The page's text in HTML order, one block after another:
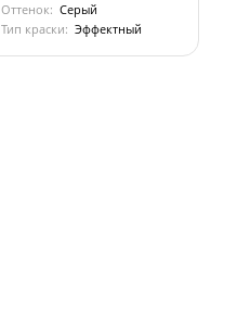
Оттенок: Серый
Тип краски: Эффектный